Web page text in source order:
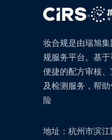
×
妆合规是由瑞旭
规服务平台。基于
便捷的配方审核
及检测服务，帮
险
地址： 杭州市滨